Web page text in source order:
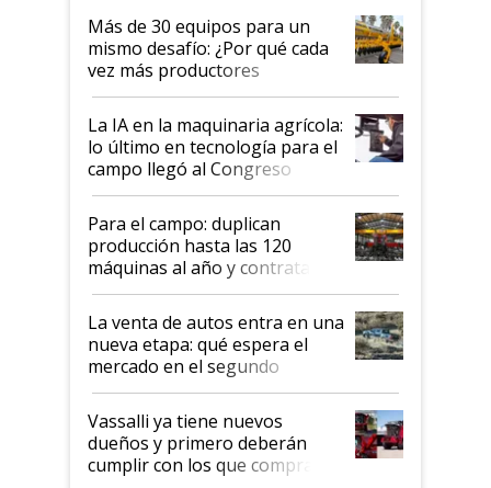
lo último en el mundo,
disponible en Argentina
Más de 30 equipos para un
mismo desafío: ¿Por qué cada
vez más productores
incorporan fertilizante bajo
tierra?
La IA en la maquinaria agrícola:
lo último en tecnología para el
campo llegó al Congreso
Aapresid 2026
Para el campo: duplican
producción hasta las 120
máquinas al año y contratan
especialistas de la industria
automotriz para lograrlo
La venta de autos entra en una
nueva etapa: qué espera el
mercado en el segundo
semestre
Vassalli ya tiene nuevos
dueños y primero deberán
cumplir con los que compraron